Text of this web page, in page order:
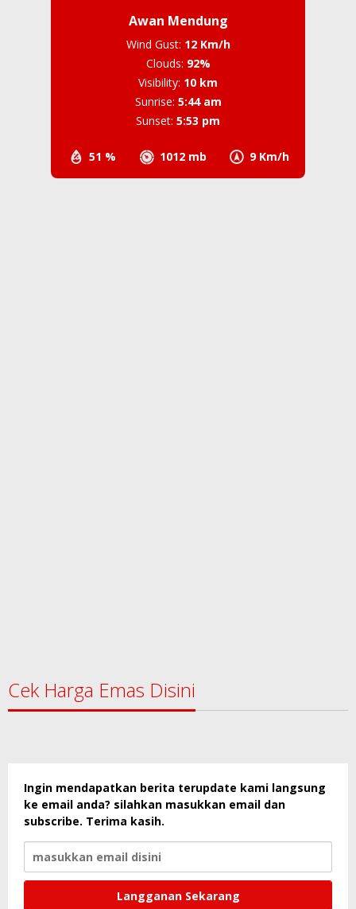
Awan Mendung
51 % 1012 mb 9 Km/h
Wind Gust: 12 Km/h
Clouds: 92%
Visibility: 10 km
Sunrise: 5:44 am
Sunset: 5:53 pm
Cek Harga Emas Disini
Ingin mendapatkan berita terupdate kami langsung
ke email anda? silahkan masukkan email dan
subscribe. Terima kasih.